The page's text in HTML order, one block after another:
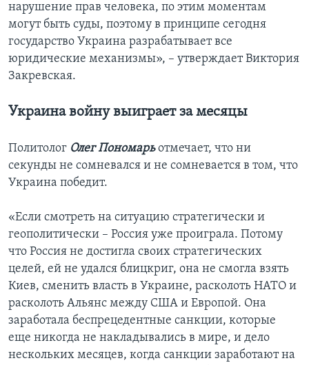
нарушение прав человека, по этим моментам
могут быть суды, поэтому в принципе сегодня
государство Украина разрабатывает все
юридические механизмы», – утверждает Виктория
Закревская.
Украина войну выиграет за месяцы
Политолог Олег Пономарьотмечает, что ни
секунды не сомневался и не сомневается в том, что
Украина победит.
«Если смотреть на ситуацию стратегически и
геополитически – Россия уже проиграла. Потому
что Россия не достигла своих стратегических
целей, ей не удался блицкриг, она не смогла взять
Киев, сменить власть в Украине, расколоть НАТО и
расколоть Альянс между США и Европой. Она
заработала беспрецедентные санкции, которые
еще никогда не накладывались в мире, и дело
нескольких месяцев, когда санкции заработают на